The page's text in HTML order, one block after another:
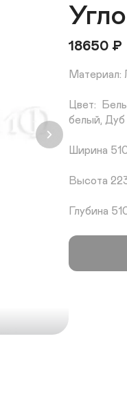
18650 ₽
Цвет:
белый, Дуб
Ширина
Высота
Глубина